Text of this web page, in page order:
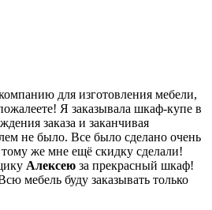
для изготовления мебели,
Я заказывала шкаф-купе в
заказа и заканчивая
не было. Все было сделано очень
же мне ещё скидку сделали!
Алексею за прекрасный шкаф!
мебель буду заказывать только